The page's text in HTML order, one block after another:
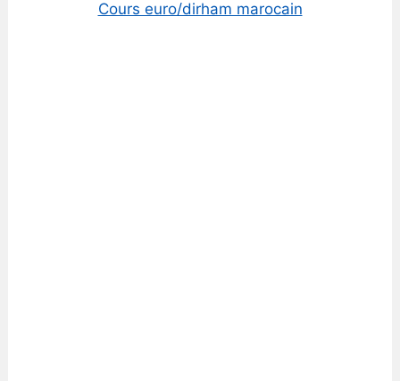
Cours euro/dirham marocain